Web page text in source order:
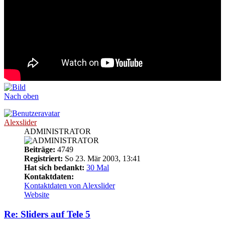
Nach oben
Alexslider
ADMINISTRATOR
Beiträge: 4749
Registriert: So 23. Mär 2003, 13:41
Hat sich bedankt: 30 Mal
Kontaktdaten:
Kontaktdaten von Alexslider
Website
Re: Sliders auf Tele 5